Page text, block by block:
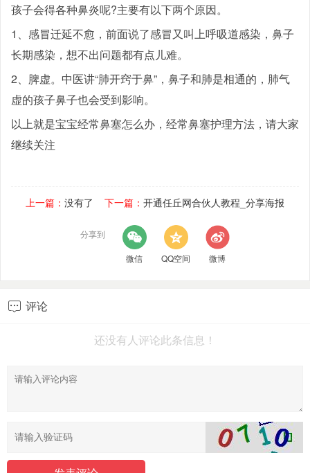
孩子会得各种鼻炎呢?主要有以下两个原因。
1、感冒迁延不愈，前面说了感冒又叫上呼吸道感染，鼻子
长期感染，想不出问题都有点儿难。
2、脾虚。中医讲“肺开窍于鼻”，鼻子和肺是相通的，肺气
虚的孩子鼻子也会受到影响。
以上就是宝宝经常鼻塞怎么办，经常鼻塞护理方法，请大家
继续关注
上一篇： 没有了 下一篇： 开通任丘网合伙人教程_分享海报
分享到
微信 QQ空间 微博
 评论
还没有人评论此条信息！